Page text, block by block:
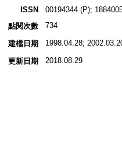
ISSN
00194344 (P);
點閱次數
734
建檔日期 1998.04.28;
更新日期 2018.08.29